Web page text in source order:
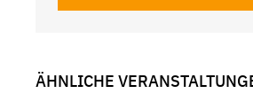
ÄHNLICHE